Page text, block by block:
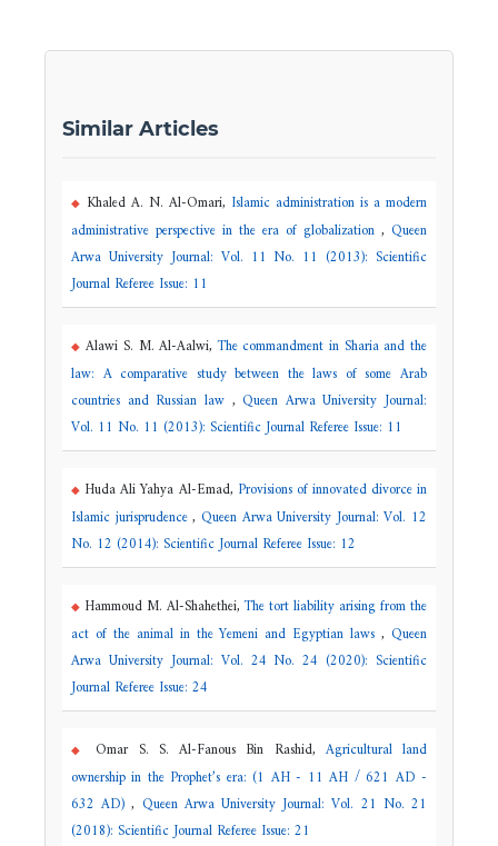
Similar Articles
Khaled A. N. Al-Omari, Islamic administration is a modern
administrative perspective in the era of globalization,Queen
Arwa University Journal: Vol. 11 No. 11 (2013): Scientific
Journal Referee Issue: 11
Alawi S. M. Al-Aalwi,The commandment in Sharia and the
law: A comparative study between the laws of some Arab
countries and Russian law ,Queen Arwa University Journal:
Vol. 11 No. 11 (2013): Scientific Journal Referee Issue: 11
Huda Ali Yahya Al-Emad, Provisions of innovated divorce in
Islamic jurisprudence, Queen Arwa University Journal: Vol. 12
No. 12 (2014): Scientific Journal Referee Issue: 12
Hammoud M. Al-Shahethei,The tort liability arising from the
act of the animal in the Yemeni and Egyptian laws,Queen
Arwa University Journal: Vol. 24 No. 24 (2020): Scientific
Journal Referee Issue: 24
Omar S. S. Al-Fanous Bin Rashid, Agricultural land
ownership in the Prophet’s era: (1 AH - 11 AH / 621 AD -
632 AD), Queen Arwa University Journal: Vol. 21 No. 21
(2018): Scientific Journal Referee Issue: 21